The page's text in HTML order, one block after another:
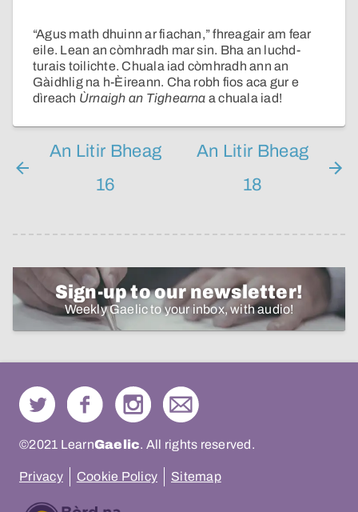
“Agus math dhuinn ar fiachan,” fhreagair am fear
eile. Lean an còmhradh mar sin. Bha an luchd-
turais toilichte. Chuala iad còmhradh ann an
Gàidhlig na h-Èireann. Cha robh fios aca gur e
dìreach Ùrnaigh an Tighearna a chuala iad!
An Litir Bheag
16
An Litir Bheag
18
Sign-up to our newsletter!
Weekly Gaelic to your inbox, with audio!
©2021 LearnGaelic. All rights reserved.
Privacy Cookie Policy Sitemap